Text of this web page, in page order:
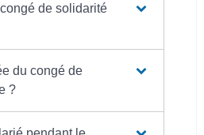
de solidarité
du congé de
?